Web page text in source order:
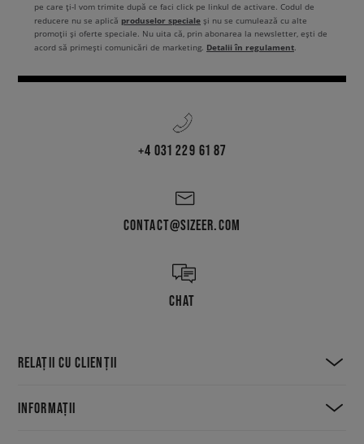
pe care ți-l vom trimite după ce faci click pe linkul de activare. Codul de
reducere nu se aplică produselor speciale și nu se cumulează cu alte
promoții și oferte speciale. Nu uita că, prin abonarea la newsletter, ești de
acord să primești comunicări de marketing. Detalii în regulament.
+4 031 229 61 87
CONTACT@SIZEER.COM
CHAT
RELAȚII CU CLIENȚII
INFORMAȚII